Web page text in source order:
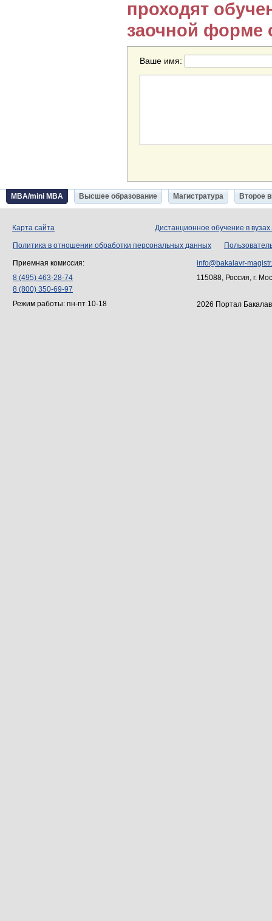
проходят
заочной форме
Ваше имя:
MBA/mini MBA Высшее образование Магистратура Второе
Карта сайта Дистанционное обучение в
Политика в отношении обработки персональных данных
Приемная комиссия:
8 (495) 463-28-74
8 (800) 350-69-97
Режим работы: пн-пт 10-18
info@bakalavr-
115088, Россия, г.
2026 Портал